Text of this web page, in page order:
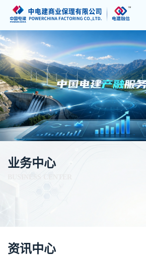
业务中心
供应链金融
✧ 电建融信
供应链票据
应
资讯中心